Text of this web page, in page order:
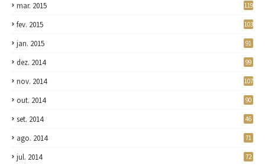
mar. 2015 119
fev. 2015 103
jan. 2015 91
dez. 2014 99
nov. 2014 107
out. 2014 90
set. 2014 46
ago. 2014 71
jul. 2014 72